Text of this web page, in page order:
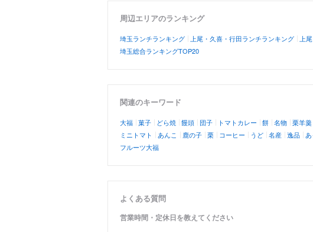
周辺エリアのランキング
埼玉ランチランキング 上尾・久喜・行田ランチランキング 上
埼玉総合ランキングTOP20
関連のキーワード
大福 菓子 どら焼 饅頭 団子 トマトカレー 餅 名物 栗羊羹
ミニトマト
あんこ 鹿の子 栗 コーヒー うど 名産 逸品
フルーツ大福
よくある質問
営業時間・定休日を教えてください